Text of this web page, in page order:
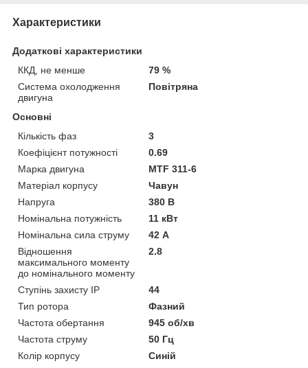
Характеристики
Додаткові характеристики
ККД, не менше
79 %
Система охолодження
двигуна
Повітряна
Основні
Кількість фаз
3
Коефіцієнт потужності
0.69
Марка двигуна
MTF 311-6
Матеріал корпусу
Чавун
Напруга
380 В
Номінальна потужність
11 кВт
Номінальна сила струму
42 А
Відношення
максимального моменту
до номінального моменту
2.8
Ступінь захисту IP
44
Тип ротора
Фазний
Частота обертання
945 об/хв
Частота струму
50 Гц
Колір корпусу
Синій